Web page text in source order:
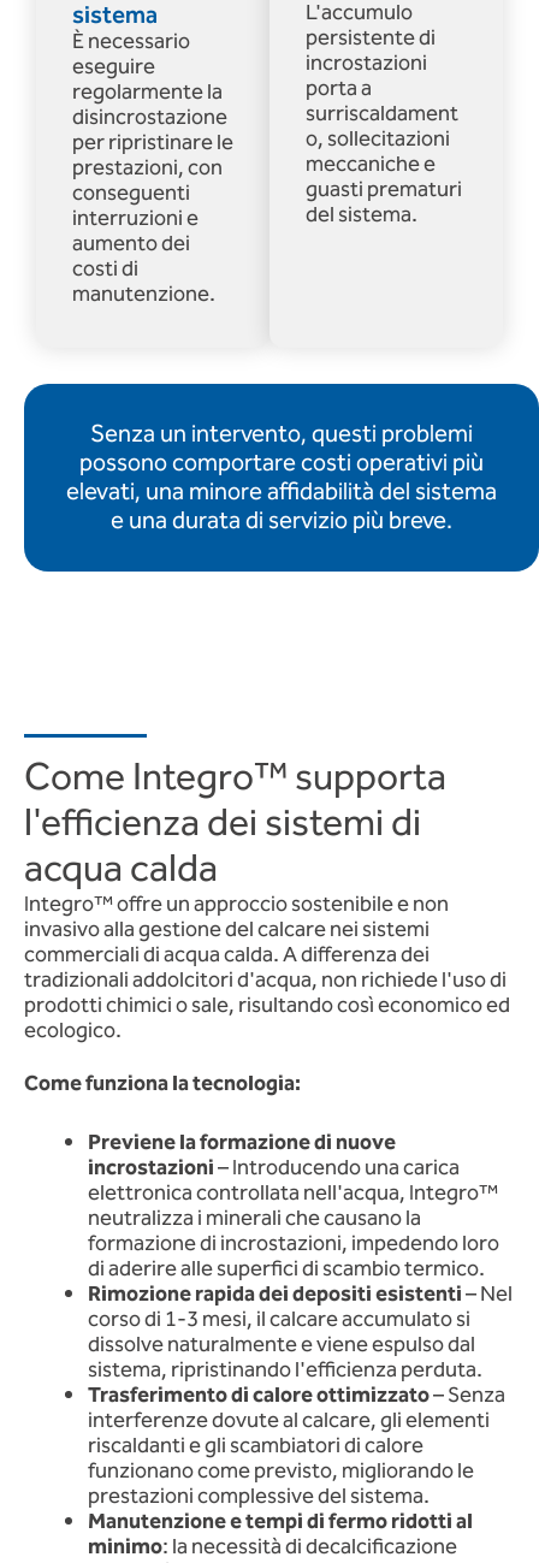
sistema
È necessario
eseguire
regolarmente la
disincrostazione
per ripristinare le
prestazioni, con
conseguenti
interruzioni e
aumento dei
costi di
manutenzione.
L'accumulo
persistente di
incrostazioni
porta a
surriscaldament
o, sollecitazioni
meccaniche e
guasti prematuri
del sistema.
Senza un intervento, questi problemi
possono comportare costi operativi più
elevati, una minore affidabilità del sistema
e una durata di servizio più breve.
Come Integro™ supporta
l'efficienza dei sistemi di
acqua calda
Integro™ offre un approccio sostenibile e non
invasivo alla gestione del calcare nei sistemi
commerciali di acqua calda. A differenza dei
tradizionali addolcitori d'acqua, non richiede l'uso di
prodotti chimici o sale, risultando così economico ed
ecologico.
Come funziona la tecnologia:
Previene la formazione di nuove
incrostazioni– Introducendo una carica
elettronica controllata nell'acqua, Integro™
neutralizza i minerali che causano la
formazione di incrostazioni, impedendo loro
di aderire alle superfici di scambio termico.
Rimozione rapida dei depositi esistenti– Nel
corso di 1-3 mesi, il calcare accumulato si
dissolve naturalmente e viene espulso dal
sistema, ripristinando l'efficienza perduta.
Trasferimento di calore ottimizzato– Senza
interferenze dovute al calcare, gli elementi
riscaldanti e gli scambiatori di calore
funzionano come previsto, migliorando le
prestazioni complessive del sistema.
Manutenzione e tempi di fermo ridotti al
minimo: la necessità di decalcificazione